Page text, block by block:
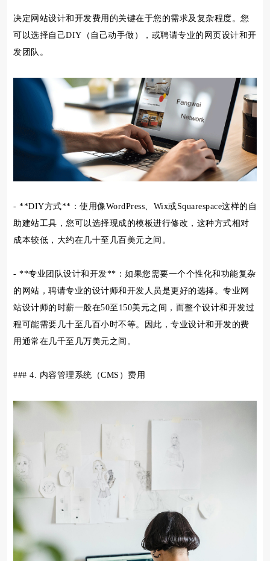
决定网站设计和开发费用的关键在于您的需求及复杂程度。您
可以选择自己DIY（自己动手做），或聘请专业的网页设计和开
发团队。
- **DIY方式**：使用像WordPress、Wix或Squarespace这样的自
助建站工具，您可以选择现成的模板进行修改，这种方式相对
成本较低，大约在几十至几百美元之间。
- **专业团队设计和开发**：如果您需要一个个性化和功能复杂
的网站，聘请专业的设计师和开发人员是更好的选择。专业网
站设计师的时薪一般在50至150美元之间，而整个设计和开发过
程可能需要几十至几百小时不等。因此，专业设计和开发的费
用通常在几千至几万美元之间。
### 4. 内容管理系统（CMS）费用